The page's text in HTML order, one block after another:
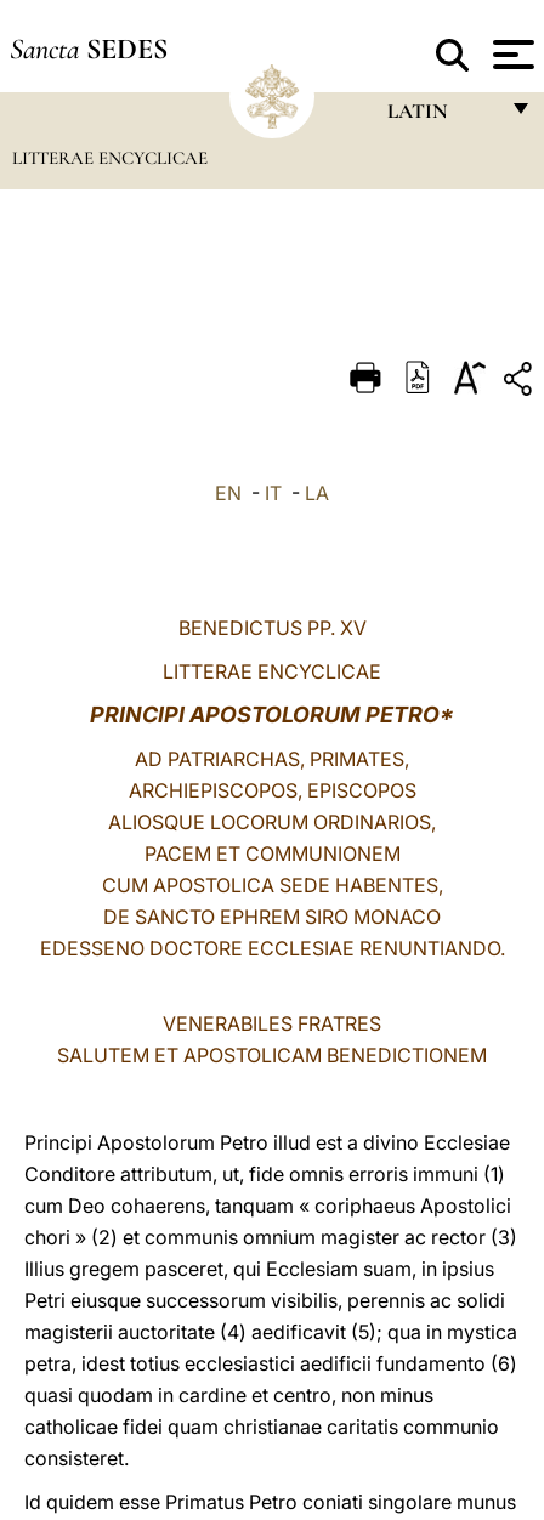
Sancta SEDES
LATIN
DEUTSCH
LITTERAE ENCYCLICAE
EN - IT - LA
BENEDICTUS PP. XV
LITTERAE ENCYCLICAE
PRINCIPI APOSTOLORUM PETRO*
AD PATRIARCHAS, PRIMATES,
ARCHIEPISCOPOS, EPISCOPOS
ALIOSQUE LOCORUM ORDINARIOS,
PACEM ET COMMUNIONEM
CUM APOSTOLICA SEDE HABENTES,
DE SANCTO EPHREM SIRO MONACO
EDESSENO DOCTORE ECCLESIAE RENUNTIANDO.
VENERABILES FRATRES
SALUTEM ET APOSTOLICAM BENEDICTIONEM
Principi Apostolorum Petro illud est a divino Ecclesiae
Conditore attributum, ut, fide omnis erroris immuni (1)
cum Deo cohaerens, tanquam « coriphaeus Apostolici
chori » (2) et communis omnium magister ac rector (3)
Illius gregem pasceret, qui Ecclesiam suam, in ipsius
Petri eiusque successorum visibilis, perennis ac solidi
magisterii auctoritate (4) aedificavit (5); qua in mystica
petra, idest totius ecclesiastici aedificii fundamento (6)
quasi quodam in cardine et centro, non minus
catholicae fidei quam christianae caritatis communio
consisteret.
Id quidem esse Primatus Petro coniati singolare munus